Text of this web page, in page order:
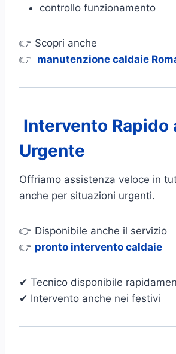
controllo funzionamento
👉 Scopri anche
👉 manutenzione caldaie
Intervento Rapido
Urgente
Offriamo assistenza veloce in
anche per situazioni urgenti.
👉 Disponibile anche il servizio
👉 pronto intervento caldaie
✔ Tecnico disponibile
✔ Intervento anche nei festivi